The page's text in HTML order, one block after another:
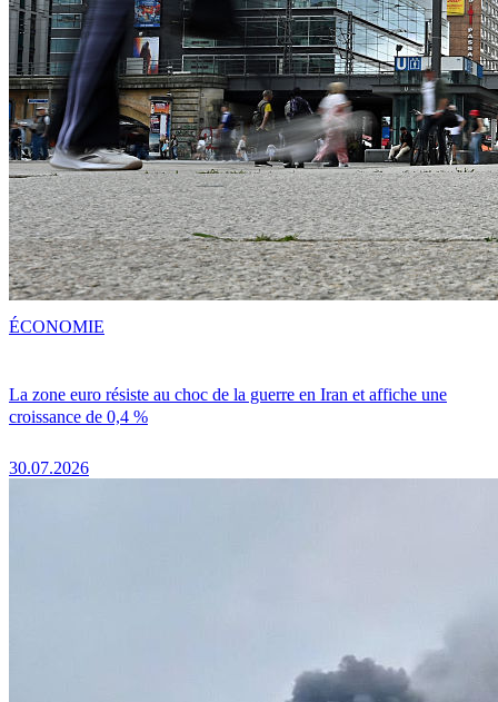
La zone euro résiste au choc de la guerre en Iran et affiche une
croissance de 0,4 %
30.07.2026
ÉCONOMIE